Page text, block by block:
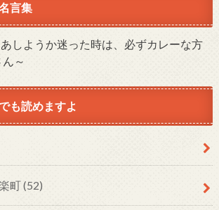
言集
しようか迷った時は、必ずカレーな方
～
も読めますよ
町(52)